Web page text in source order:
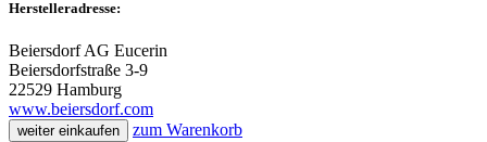
Herstelleradresse:
Beiersdorf AG Eucerin
Beiersdorfstraße 3-9
22529 Hamburg
www.beiersdorf.com
weiter einkaufen zum Warenkorb